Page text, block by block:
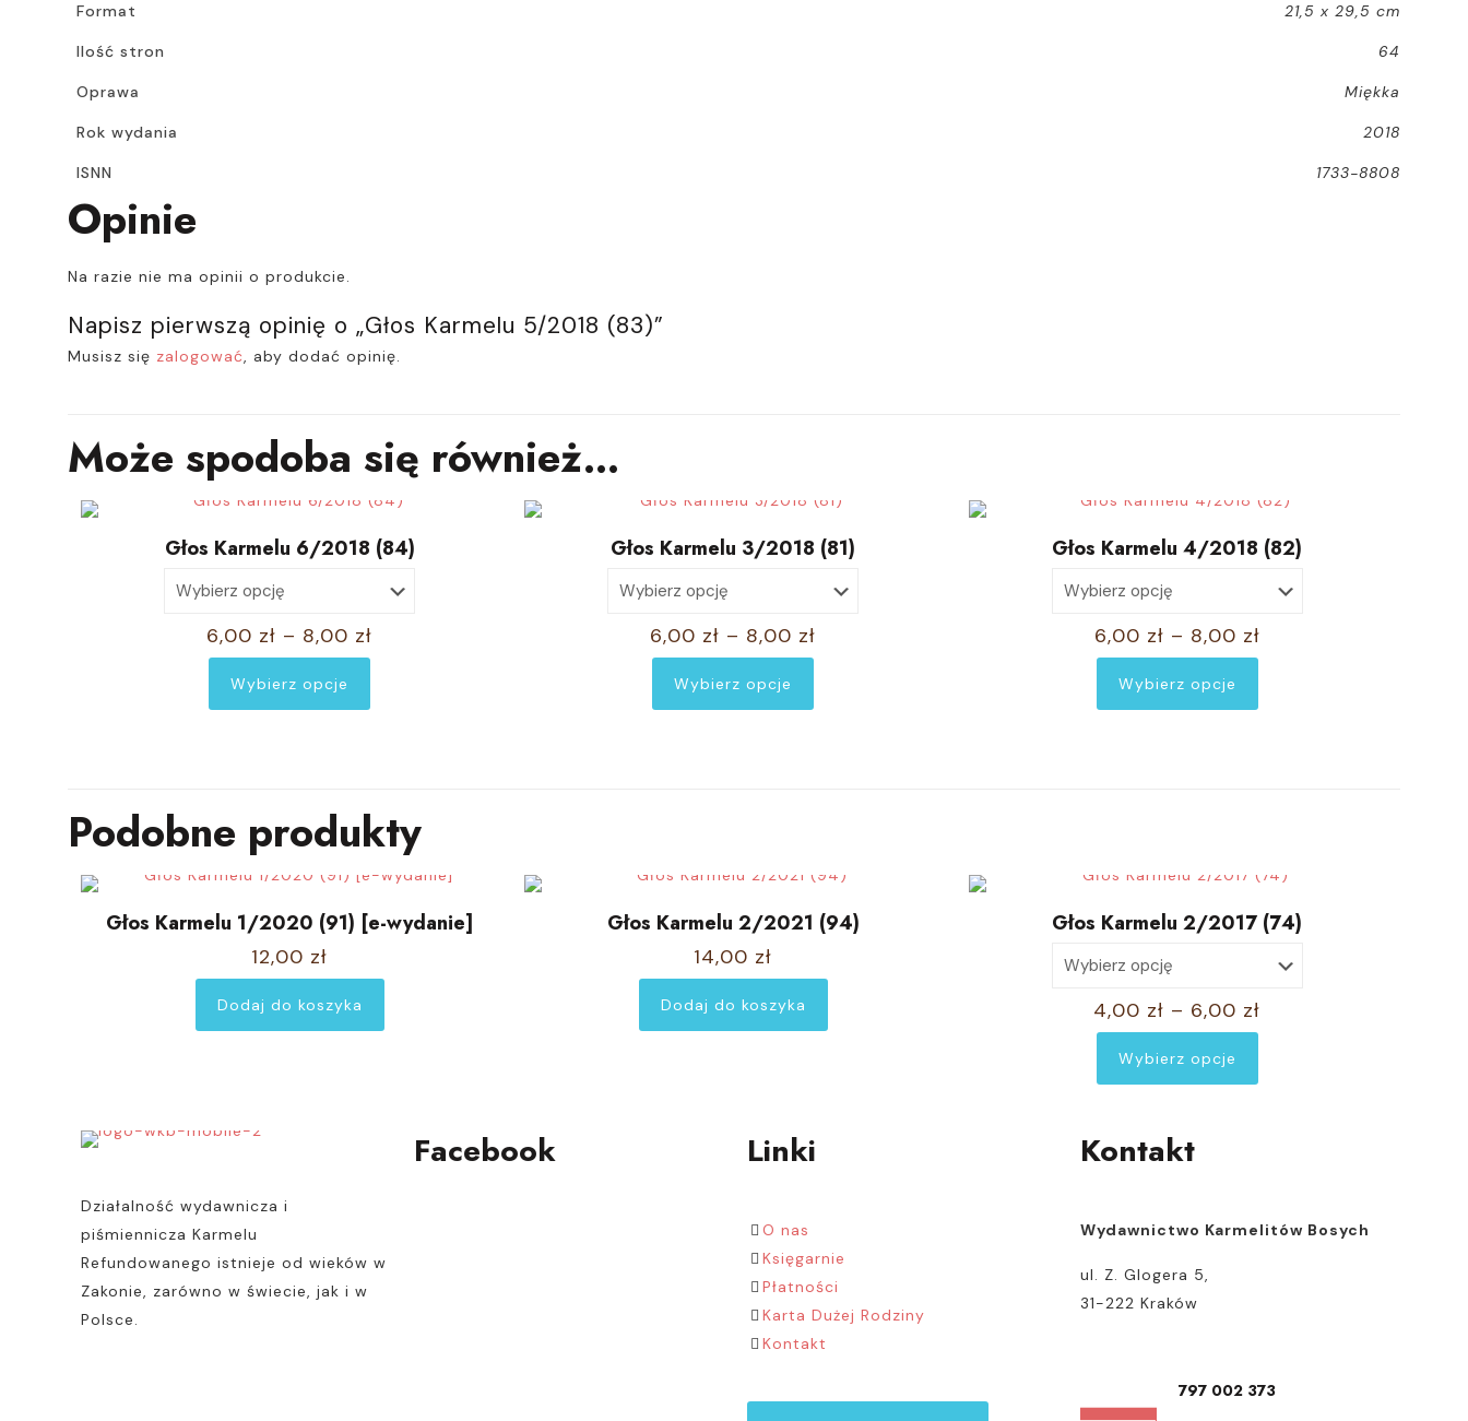
Format 21,5 x 29,5 cm
Ilość stron 64
Oprawa Miękka
Rok wydania 2018
ISNN 1733-8808
Opinie
Na razie nie ma opinii o produkcie.
Napisz pierwszą opinię o „Głos Karmelu 5/2018 (83)”
Musisz się zalogować, aby dodać opinię.
Może spodoba się również…
Głos Karmelu 6/2018 (84)
6,00 zł – 8,00 zł
Wybierz opcje
Opcje
na
stronie
produktu
Głos Karmelu 3/2018 (81)
6,00 zł – 8,00 zł
Wybierz opcje
na
stronie
produktu
Głos Karmelu 4/2018 (82)
6,00 zł – 8,00 złZakres
Wybierz opcje
na
produktu
Podobne produkty
Głos Karmelu 1/2020 (91) [e-wydanie]
12,00 zł
Dodaj do koszyka
Głos Karmelu 2/2021 (94)
14,00 zł
Dodaj do koszyka
Głos Karmelu 2/2017 (74)
4,00 zł – 6,00 zł
Wybierz opcje
wiele
można
wybrać
na
Działalność wydawnicza i
piśmiennicza Karmelu
Refundowanego istnieje od wieków w
Zakonie, zarówno w świecie, jak i w
Polsce.
Facebook Linki
O nas
Księgarnie
Płatności
Karta Dużej Rodziny
Kontakt
Kontakt
Wydawnictwo Karmelitów Bosych
ul. Z. Glogera 5,
31-222 Kraków
797 002 373